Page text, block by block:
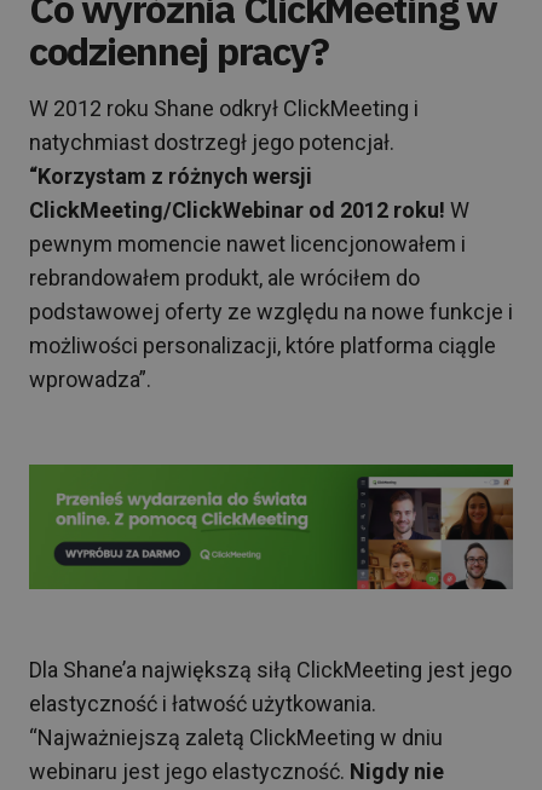
codziennej pracy?
W 2012 roku Shane odkrył ClickMeeting i
natychmiast dostrzegł jego potencjał.
“Korzystam z różnych wersji
ClickMeeting/ClickWebinar od 2012 roku! W
pewnym momencie nawet licencjonowałem i
rebrandowałem produkt, ale wróciłem do
podstawowej oferty ze względu na nowe funkcje i
możliwości personalizacji, które platforma ciągle
wprowadza”.
Dla Shane’a największą siłą ClickMeeting jest jego
elastyczność i łatwość użytkowania.
“Najważniejszą zaletą ClickMeeting w dniu
webinaru jest jego elastyczność. Nigdy nie